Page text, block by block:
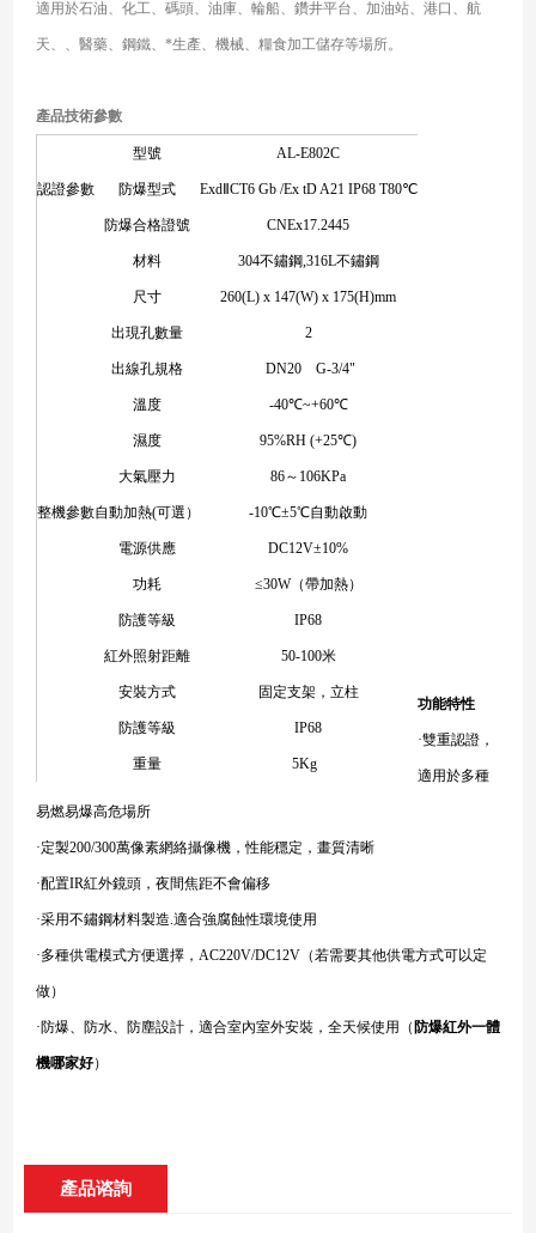
適用於石油、化工、碼頭、油庫、輪船、鑽井平台、加油站、港口、航
天、、醫藥、鋼鐵、*生產、機械、糧食加工儲存等場所。
產品技術參數
認證參數
型號 AL-E802C
防爆型式 ExdⅡCT6 Gb /Ex tD A21 IP68 T80℃
防爆合格證號 CNEx17.2445
整機參數
材料 304不鏽鋼,316L不鏽鋼
尺寸 260(L) x 147(W) x 175(H)mm
出現孔數量 2
出線孔規格 DN20 G-3/4"
溫度 -40℃~+60℃
濕度 95%RH (+25℃)
大氣壓力 86～106KPa
自動加熱(可選） -10℃±5℃自動啟動
電源供應 DC12V±10%
功耗 ≤30W（帶加熱）
防護等級 IP68
紅外照射距離 50-100米
安裝方式 固定支架，立柱
防護等級 IP68
重量 5Kg
功能特性
·雙重認證，
適用於多種
易燃易爆高危場所
·定製200/300萬像素網絡攝像機，性能穩定，畫質清晰
·配置IR紅外鏡頭，夜間焦距不會偏移
·采用不鏽鋼材料製造.適合強腐蝕性環境使用
·多種供電模式方便選擇，AC220V/DC12V（若需要其他供電方式可以定
做）
·防爆、防水、防塵設計，適合室內室外安裝，全天候使用（ 防爆紅外一體
機哪家好）
產品谘詢